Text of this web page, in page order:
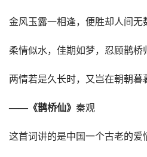
金风玉露一相逢，便胜却人间无
柔情似水，佳期如梦，忍顾鹊桥
两情若是久长时，又岂在朝朝暮
——《鹊桥仙》 秦观
这首词讲的是中国一个古老的